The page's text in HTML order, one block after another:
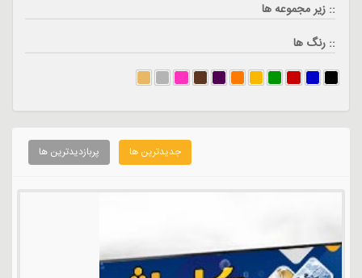
:: زیر مجموعه ها
:: رنگ ها
جدیدترین ها پربازدیدترین ها